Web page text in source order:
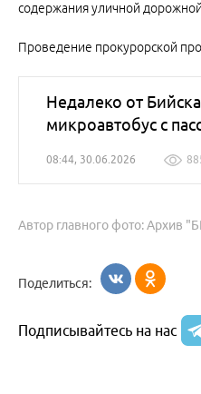
содержания уличной
Проведение прокурорской
Недалеко от
микроавтобус с
08:44, 30.06.2026
Автор главного фото: Архив
Поделиться:
Подписывайтесь на нас